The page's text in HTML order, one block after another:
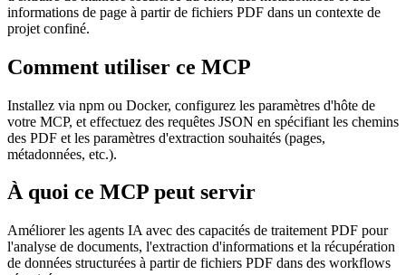
informations de page à partir de fichiers PDF dans un contexte de
projet confiné.
Comment utiliser ce MCP
Installez via npm ou Docker, configurez les paramètres d'hôte de
votre MCP, et effectuez des requêtes JSON en spécifiant les chemins
des PDF et les paramètres d'extraction souhaités (pages,
métadonnées, etc.).
À quoi ce MCP peut servir
Améliorer les agents IA avec des capacités de traitement PDF pour
l'analyse de documents, l'extraction d'informations et la récupération
de données structurées à partir de fichiers PDF dans des workflows